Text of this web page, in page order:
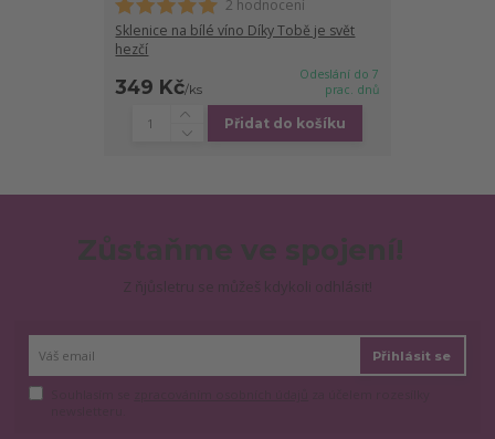
2 hodnocení
Sklenice na bílé víno Díky Tobě je svět
hezčí
349 Kč/ks
Odeslání do 7
prac. dnů
Přidat do košíku
Přihlásit se